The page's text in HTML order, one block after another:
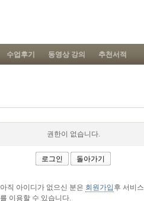
수업후기 동영상 강의 추천서적
권한이 없습니다.
로그인 돌아가기
아직 아이디가 없으신 분은 회원가입후 서비스
를 이용할 수 있습니다.